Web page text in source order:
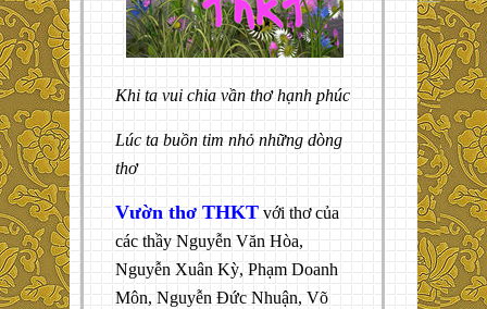
Khi ta vui chia vần thơ hạnh phúc
Lúc ta buồn tim nhỏ những dòng
thơ
Vườn thơ THKT với thơ của
các thầy Nguyễn Văn Hòa,
Nguyễn Xuân Kỳ, Phạm Doanh
Môn, Nguyễn Đức Nhuận, Võ